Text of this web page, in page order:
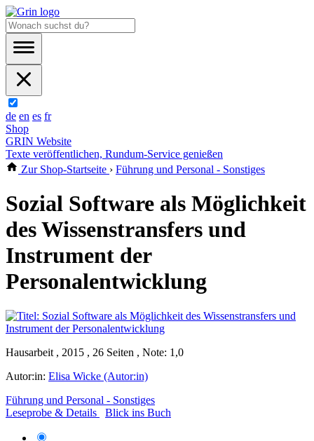
de en es fr
Shop
GRIN Website
Texte veröffentlichen, Rundum-Service genießen
Zur Shop-Startseite › Führung und Personal - Sonstiges
Sozial Software als Möglichkeit
des Wissenstransfers und
Instrument der
Personalentwicklung
Hausarbeit , 2015 , 26 Seiten , Note: 1,0
Autor:in: Elisa Wicke (Autor:in)
Führung und Personal - Sonstiges
Leseprobe & Details
Blick ins Buch